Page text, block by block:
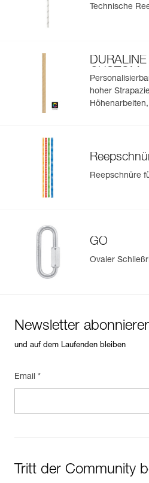
Technische
CUSTOM
hoher
Reepschnüre
GO
Ovaler
Newsletter
und auf dem Laufenden bleiben
Email *
Tritt der Community